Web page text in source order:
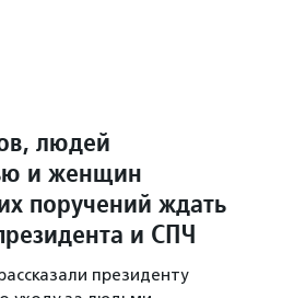
людей
и женщин
поручений ждать
и СПЧ
президенту